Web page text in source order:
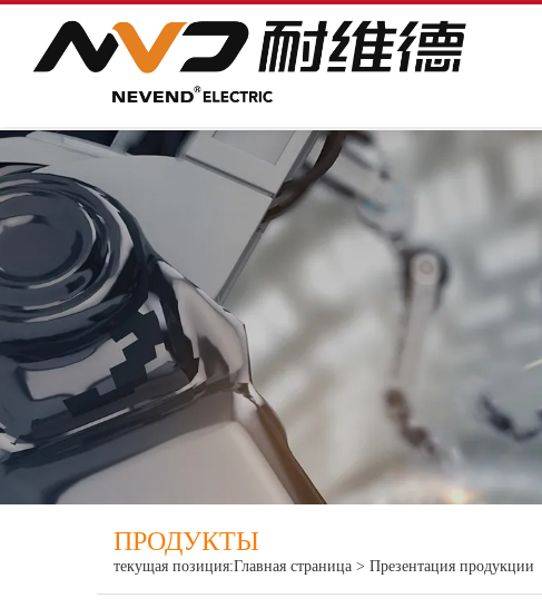
ПРОДУКТЫ
текущая позиция:Главная страница > Презентация продукции